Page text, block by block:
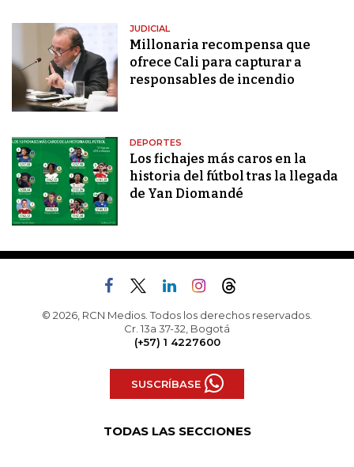
JUDICIAL
Millonaria recompensa que
ofrece Cali para capturar a
responsables de incendio
DEPORTES
Los fichajes más caros en la
historia del fútbol tras la llegada
de Yan Diomandé
© 2026, RCN Medios. Todos los derechos reservados.
Cr. 13a 37-32, Bogotá
(+57) 1 4227600
SUSCRÍBASE
TODAS LAS SECCIONES